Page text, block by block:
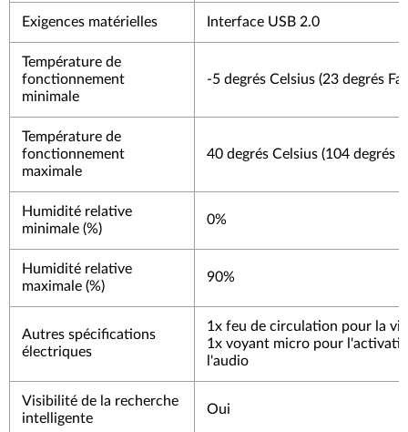
Exigences matérielles Interface USB 2.0
Température de
fonctionnement
minimale
-5 degrés Celsius (23 degrés
Température de
fonctionnement
maximale
40 degrés Celsius (104 degrés
Humidité relative
minimale (%)
0%
Humidité relative
maximale (%)
90%
Autres spécifications
électriques
1x feu de circulation pour la
1x voyant micro pour
l'audio
Visibilité de la recherche
intelligente
Oui